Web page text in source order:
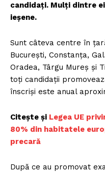
candidați. Mulți dintre
ieșene.
Sunt câteva centre în
București, Constanța,
Oradea, Târgu Mureș și
toți candidații
înscriși este anual
Citește și Legea UE
80% din habitatele
precară
După ce au promovat